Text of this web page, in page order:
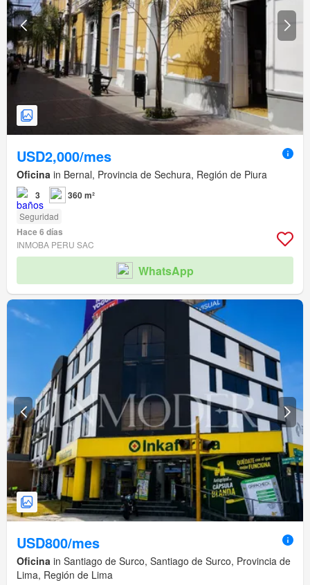
USD2,000/mes
Oficina in Bernal, Provincia de Sechura, Región de Piura
3 360 m²
Seguridad
Hace 6 días
INMOBA PERU SAC
WhatsApp
USD800/mes
Oficina in Santiago de Surco, Santiago de Surco, Provincia de
Lima, Región de Lima